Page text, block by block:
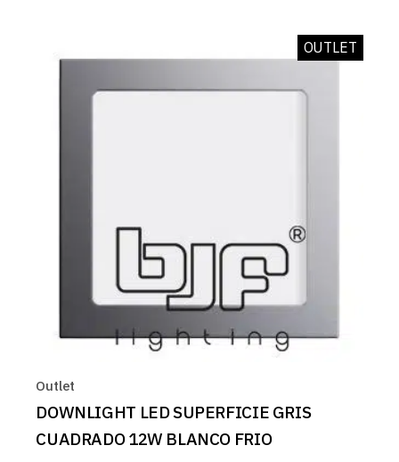
OUTLET
Outlet
DOWNLIGHT LED SUPERFICIE GRIS
CUADRADO 12W BLANCO FRIO